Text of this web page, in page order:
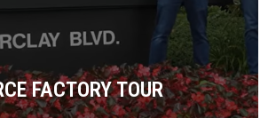
FACTORY TOUR